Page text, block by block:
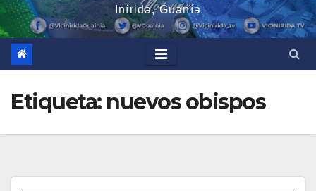
Inírida, Guanía
Etiqueta: nuevos obispos